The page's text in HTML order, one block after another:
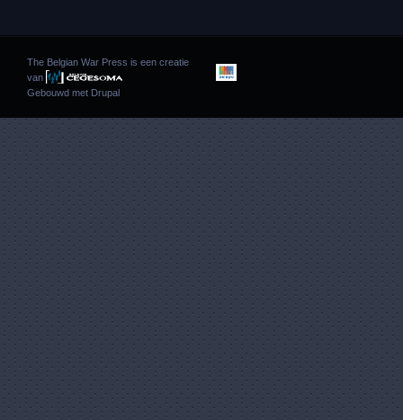
The Belgian War Press is een creatie
van
Gebouwd met Drupal